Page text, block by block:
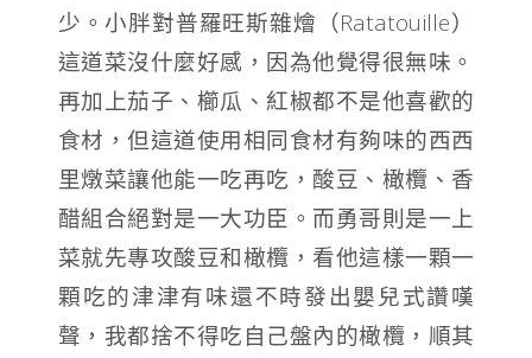
少。小胖對普羅旺斯雜燴（Ratatouille）
這道菜沒什麼好感，因為他覺得很無味。
再加上茄子、櫛瓜、紅椒都不是他喜歡的
食材，但這道使用相同食材有夠味的西西
里燉菜讓他能一吃再吃，酸豆、橄欖、香
醋組合絕對是一大功臣。而勇哥則是一上
菜就先專攻酸豆和橄欖，看他這樣一顆一
顆吃的津津有味還不時發出嬰兒式讚嘆
聲，我都捨不得吃自己盤內的橄欖，順其